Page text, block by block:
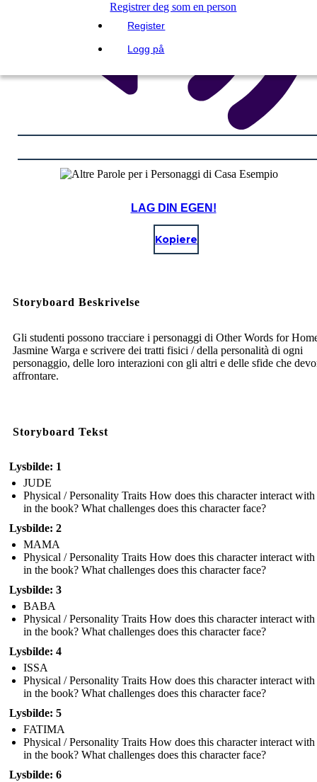
Registrer deg som en person
Register
Logg på
LAG DIN EGEN!
Kopiere
Storyboard Beskrivelse
Gli studenti possono tracciare i personaggi di Other Words for
Jasmine Warga e scrivere dei tratti fisici / della personalità di ogni
personaggio, delle loro interazioni con gli altri e delle sfide che
affrontare.
Storyboard Tekst
Lysbilde: 1
JUDE
Physical / Personality Traits How does this character interact with
in the book? What challenges does this character face?
Lysbilde: 2
MAMA
Physical / Personality Traits How does this character interact with
in the book? What challenges does this character face?
Lysbilde: 3
BABA
Physical / Personality Traits How does this character interact with
in the book? What challenges does this character face?
Lysbilde: 4
ISSA
Physical / Personality Traits How does this character interact with
in the book? What challenges does this character face?
Lysbilde: 5
FATIMA
Physical / Personality Traits How does this character interact with
in the book? What challenges does this character face?
Lysbilde: 6